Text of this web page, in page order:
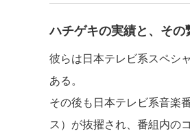
ハチゲキの実績と、その
彼らは日本テレビ系スペシ
ある。
その後も日本テレビ系音楽
ス）が抜擢され、番組内の